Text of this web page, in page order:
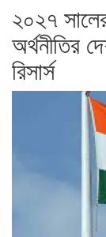
২০২৭
অর্থনীতির
রিসার্স